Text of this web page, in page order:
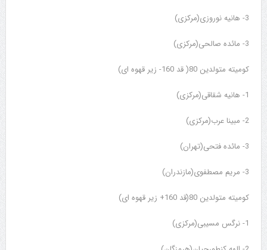
3- هانیه نوروزی(مرکزی)
3- مائده صالحی(مرکزی)
کومیته متولدین 80( قد 160- زیر قهوه ای)
1- هانیه شقاقی(مرکزی)
2- مبینا عرب(مرکزی)
3- مائده فتحی(تهران)
3- مریم مصطفوی(مازندران)
کومیته متولدین 80(قد 160+ زیر قهوه ای)
1- نرگس مسیبی(مرکزی)